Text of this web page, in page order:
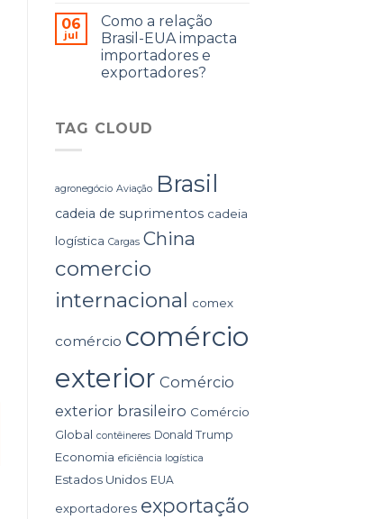
06
jul
Como a relação
Brasil-EUA impacta
importadores e
exportadores?
TAG CLOUD
agronegócio Aviação Brasil
cadeia de suprimentos cadeia
logística Cargas China
comercio
internacional comex
comércio comércio
exterior Comércio
exterior brasileiro Comércio
Global contêineres Donald Trump
Economia eficiência logística
Estados Unidos EUA
exportadores exportação